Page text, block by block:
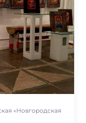
«Новгородская